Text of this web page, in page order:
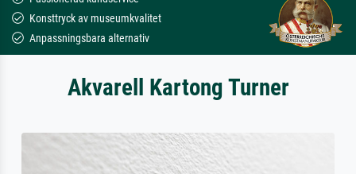
Konsttryck av museumkvalitet
Anpassningsbara alternativ
Akvarell Kartong Turner